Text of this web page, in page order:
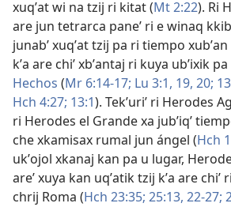
xuqʼat wi na tzij ri kitat (Mt 2:22). Ri
are jun tetrarca paneʼ ri e winaq
junabʼ xuqʼat tzij pa ri tiempo
kʼa are chiʼ xbʼantaj ri kuya ubʼixik
Hechos (Mr 6:14-17; Lu 3:1, 19, 20;
Hch 4:27; 13:1). Tekʼuriʼ ri Herodes
ri Herodes el Grande xa jubʼiqʼ
che xkamisax rumal jun ángel (Hch
ukʼojol xkanaj kan pa u lugar,
areʼ xuya kan uqʼatik tzij kʼa are chiʼ
chrij Roma (Hch 23:35; 25:13, 22-27;